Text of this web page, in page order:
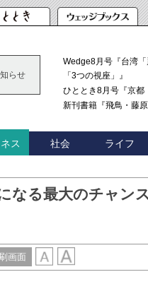
らせ
Wedge8月号『台湾
「3つの視座」』
ひととき8月号『京
新刊書籍『飛鳥・藤
ス 社会 ライフ
なる最大のチャンス
画面